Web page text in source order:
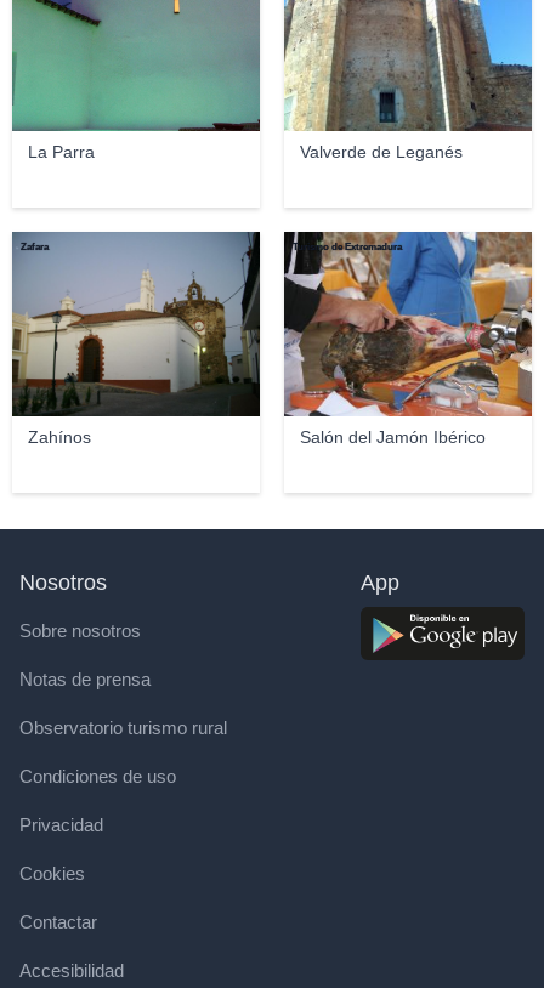
La Parra Valverde de Leganés
Zahínos
Zafara
Salón del Jamón Ibérico
Turismo de Extremadura
Nosotros
Sobre nosotros
Notas de prensa
Observatorio turismo rural
Condiciones de uso
Privacidad
Cookies
Contactar
Accesibilidad
App